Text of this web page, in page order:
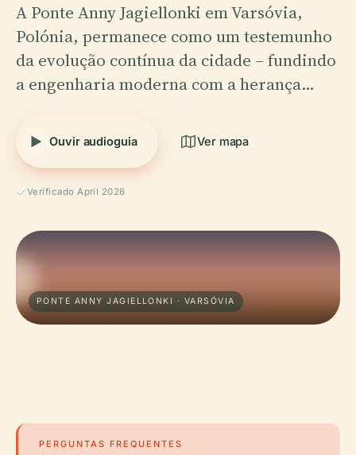
A Ponte Anny Jagiellonki em Varsóvia,
Polónia, permanece como um testemunho
da evolução contínua da cidade – fundindo
a engenharia moderna com a herança…
Ouvir audioguia Ver mapa
Verificado April 2026
PONTE ANNY JAGIELLONKI · VARSÓVIA
PERGUNTAS FREQUENTES